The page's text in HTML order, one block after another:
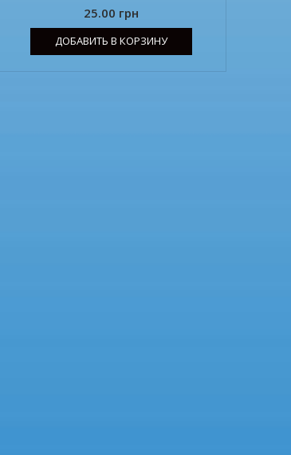
25.00 грн
ДОБАВИТЬ В КОРЗИНУ